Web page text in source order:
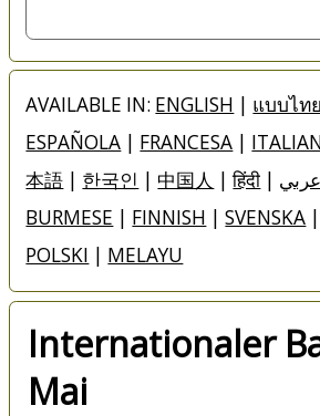
AVAILABLE IN: ENGLISH | แบบไทย
ESPAÑOLA | FRANCESA |
本語 | 한국인 | 中国人 |हिंदी | عربي
BURMESE | FINNISH |SVENSKA |
POLSKI | MELAYU
Internationaler
Mai